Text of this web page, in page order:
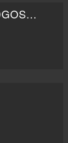
RIVIERANS GULDGOSSAR